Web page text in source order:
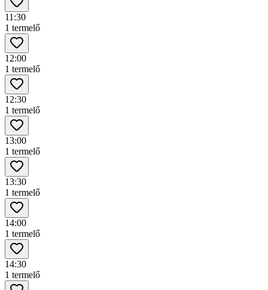
11:30
1 termelő
12:00
1 termelő
12:30
1 termelő
13:00
1 termelő
13:30
1 termelő
14:00
1 termelő
14:30
1 termelő